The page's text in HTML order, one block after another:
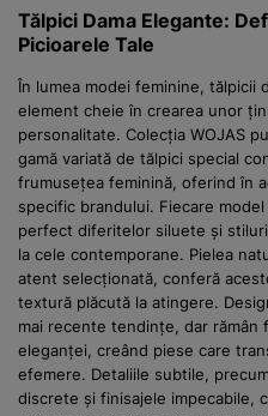
Tălpici Dama Elegante:
Picioarele Tale
În lumea modei feminine, tălpicii
element cheie în crearea unor
personalitate. Colecția WOJAS
gamă variată de tălpici special
frumusețea feminină, oferind în
specific brandului. Fiecare
perfect diferitelor siluete și
la cele contemporane. Pielea
atent selecționată, conferă
textură plăcută la atingere.
mai recente tendințe, dar rămân
eleganței, creând piese care
efemere. Detaliile subtile,
discrete și finisajele impecabile,